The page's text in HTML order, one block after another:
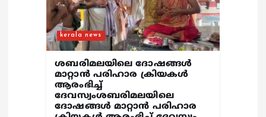
kerala news
ശബരിമലയിലെ ദോഷങ്ങൾ
മാറ്റാൻ പരിഹാര ക്രിയകൾ
ആരംഭിച്ച്
ദേവസ്വംശബരിമലയിലെ
ദോഷങ്ങൾ മാറ്റാൻ പരിഹാര